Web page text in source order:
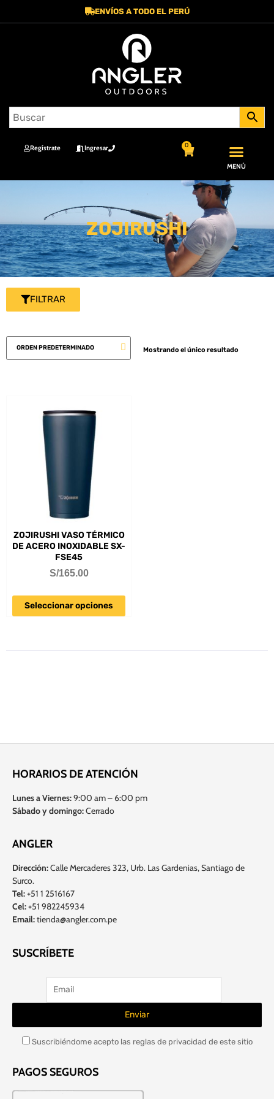
ENVÍOS A TODO EL PERÚ
Regístrate Ingresar 0
MENÚ
ZOJIRUSHI
FILTRAR
Mostrando el único resultado
ZOJIRUSHI VASO TÉRMICO
DE ACERO INOXIDABLE SX-
FSE45
S/165.00
Seleccionar opciones
HORARIOS DE ATENCIÓN
Lunes a Viernes:9:00 am – 6:00 pm
Sábado y domingo:Cerrado
ANGLER
Dirección:Calle Mercaderes 323, Urb. Las Gardenias, Santiago de
Surco.
Tel:+51 1 2516167
Cel:+51 982245934
Email:tienda@angler.com.pe
SUSCRÍBETE
Suscribiéndome acepto las reglas de privacidad de este sitio
PAGOS SEGUROS